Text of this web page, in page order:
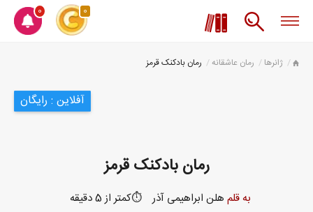
0 0
ژانرها رمان عاشقانه رمان بادکنک قرمز
آفلاین : رایگان
رمان بادکنک قرمز
به قلم هلن ابراهیمی آذر ⏱️کمتر از 5 دقیقه